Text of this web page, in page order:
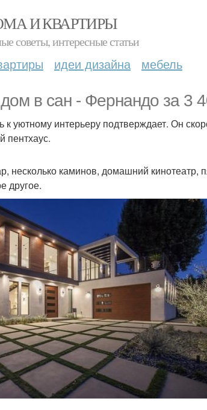
И КВАРТИРЫ
советы, интересные статьи
идеи дизайна мебель
в сан - Фернандо за 3
уютному интерьеру подтверждает. Он
пентхаус.
несколько каминов, домашний кинотеатр,
другое.